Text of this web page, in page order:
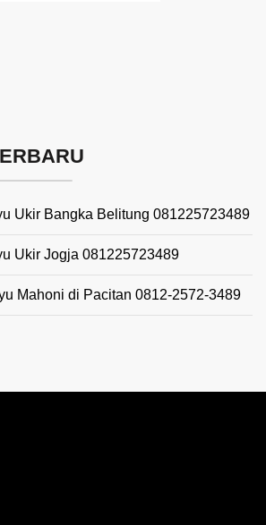
Ukir Bangka Belitung 081225723489
Ukir Jogja 081225723489
Mahoni di Pacitan 0812-2572-3489